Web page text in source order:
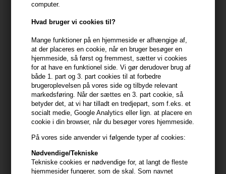
computer.
Hvad bruger vi cookies til?
Mange funktioner på en hjemmeside er afhængige af,
at der placeres en cookie, når en bruger besøger en
hjemmeside, så først og fremmest, sætter vi cookies
for at have en funktionel side. Vi gør derudover brug af
både 1. part og 3. part cookies til at forbedre
brugeroplevelsen på vores side og tilbyde relevant
markedsføring. Når der sættes en 3. part cookie, så
betyder det, at vi har tilladt en tredjepart, som f.eks. et
socialt medie, Google Analytics eller lign. at placere en
cookie i din browser, når du besøger vores hjemmeside.
På vores side anvender vi følgende typer af cookies:
Nødvendige/Tekniske
Tekniske cookies er nødvendige for, at langt de fleste
hjemmesider fungerer, som de skal. Som navnet
Egenskaber
Four Reasons Original Power Gel er formuleret for at give
maksimal kontrol og langvarigt hold til dit hår. Denne gelé holder
håret på plads hele dagen, selv under fugtige forhold, uden at
efterlade hvide rester eller flager. Det er ideelt til at skabe skarpe
linjer og detaljerede frisurer. Geléen er også beriget med
fugtgivende ingredienser, der beskytter håret mod udtørring, og
efterlader det med en sund glans.
Anvendelse
- Påfør en lille mængde gelé i håndfladerne.
- Fordel jævnt i fugtigt eller tørt hår.
- Form håret med fingrene eller en kam for at opnå det ønskede
- Lad håret lufttørre eller brug en hårtørrer for hurtigere fiksering.